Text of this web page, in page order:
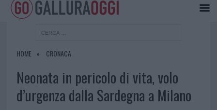
HOME CRONACA
Neonata in pericolo di vita, volo
d’urgenza dalla Sardegna a Milano